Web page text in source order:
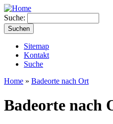
Suche:
Sitemap
Kontakt
Suche
Home » Badeorte nach Ort
Badeorte nach